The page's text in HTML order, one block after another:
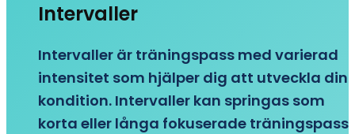
Intervaller
Intervaller är träningspass med varierad
intensitet som hjälper dig att utveckla din
kondition. Intervaller kan springas som
korta eller långa fokuserade träningspass